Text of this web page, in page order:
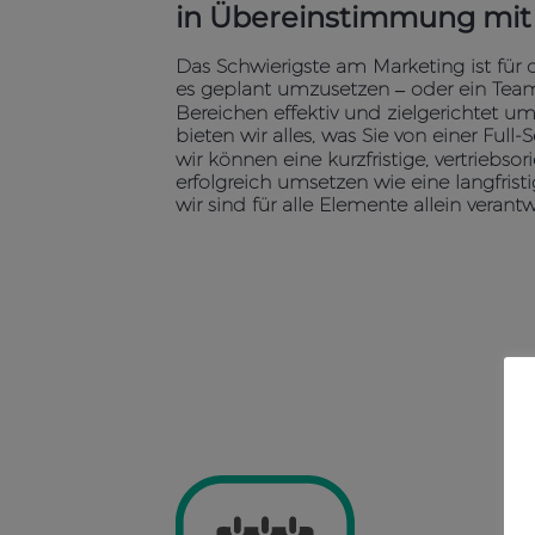
in Übereinstimmung
Das Schwierigste am Marketing ist für
es geplant umzusetzen – oder ein
Bereichen effektiv und zielgerichtet
bieten wir alles, was Sie von einer Full-
wir können eine kurzfristige,
erfolgreich umsetzen wie eine
wir sind für alle Elemente allein